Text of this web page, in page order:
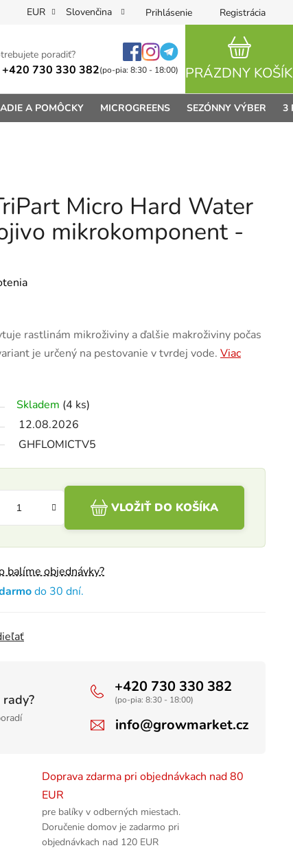
EUR Slovenčina Prihlásenie Registrácia
poradiť?
+420 730 330 382(po-pia: 8:30 - 18:00) PRÁZDNY KOŠÍK
A POMÔCKY MICROGREENS SEZÓNNY VÝBER 3
Micro Hard Water
mikrokomponent -
z 5 hviezdičiek.
rastlinám mikroživiny a ďalšie makroživiny počas
je určený na pestovanie v tvrdej vode. Viac
Skladem (4 ks)
12.08.2026
GHFLOMICTV5
VLOŽIŤ DO KOŠÍKA
balíme objednávky?
do 30 dní.
+420 730 330 382
(po-pia: 8:30 - 18:00)
info@growmarket.cz
Doprava zdarma pri objednávkach nad 80
EUR
pre balíky v odberných miestach.
Doručenie domov je zadarmo pri
objednávkach nad 120 EUR